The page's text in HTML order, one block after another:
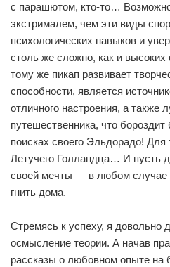
с парашютом, кто-то…
экстрималем, чем эти виды
психологических навыков и
столь же сложно, как и высоких
тому же пикап развивает
способности, является
отличного настроения, а также
путешественника, что
поисках своего Эльдорадо! Для
Летучего Голландца… И пусть
своей мечты — в любом
гнить дома.
Стремясь к успеху, я довольно
осмысление теории. А начав
рассказы о любовном опыте на